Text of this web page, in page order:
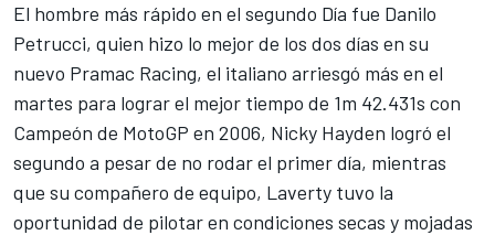
El hombre más rápido en el segundo Día fue Danilo
Petrucci, quien hizo lo mejor de los dos días en su
nuevo Pramac Racing, el italiano arriesgó más en el
martes para lograr el mejor tiempo de 1m 42.431s con
Campeón de MotoGP en 2006, Nicky Hayden logró el
segundo a pesar de no rodar el primer día, mientras
que su compañero de equipo, Laverty tuvo la
oportunidad de pilotar en condiciones secas y mojadas